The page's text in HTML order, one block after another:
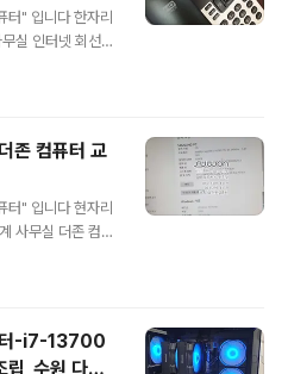
터" 입니다 한자리
실 인터넷 회선
이전한 사무실
퓨터는 오랜된건
북으로 인터넷 체
이상이 없는건 확
터넷선 테스터
인터넷 전화도"네
존 컴퓨터 교
터" 입니다 현자리
사무실 더존 컴퓨
데이터가 잘 안넘
고 합니다 사용하
터-i7-13700
_수원 다나